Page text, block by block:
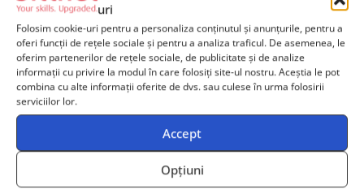
uri
Folosim cookie-uri pentru a personaliza conținutul și anunțurile, pentru a
oferi funcții de rețele sociale și pentru a analiza traficul. De asemenea, le
oferim partenerilor de rețele sociale, de publicitate și de analize
informații cu privire la modul în care folosiți site-ul nostru. Aceștia le pot
combina cu alte informații oferite de dvs. sau culese în urma folosirii
serviciilor lor.
Accept
Opțiuni
Ideal pentru echipele PMO si delivery & operations,
acestea devin acum semnificativ mai productive
folosind sabloane AI gata-configurate.
Ce urmeaza pentru
Handoff si ecosistemul sau